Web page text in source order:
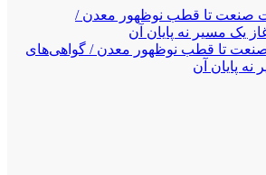
صنعت تا قطب نوظهور معدن / گواهی‌های
پایان آن